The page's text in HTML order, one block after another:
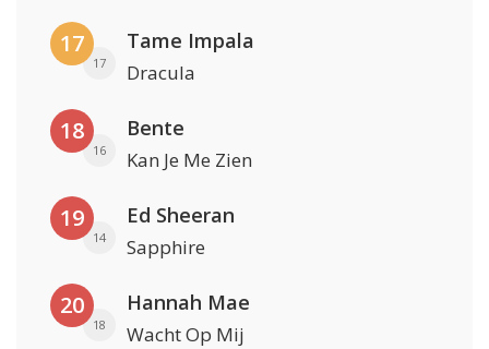
17
17
Tame Impala
Dracula
18
16
Bente
Kan Je Me Zien
19
14
Ed Sheeran
Sapphire
20
18
Hannah Mae
Wacht Op Mij